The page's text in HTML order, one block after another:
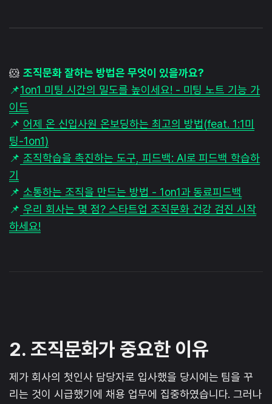
🐹 조직문화 잘하는 방법은 무엇이 있을까요?
📌1on1 미팅 시간의 밀도를 높이세요! - 미팅 노트 기능 가
이드
📌 어제 온 신입사원 온보딩하는 최고의 방법(feat. 1:1미
팅-1on1)
📌 조직학습을 촉진하는 도구, 피드백: AI로 피드백 학습하
기
📌 소통하는 조직을 만드는 방법 - 1on1과 동료피드백
📌 우리 회사는 몇 점? 스타트업 조직문화 건강 검진 시작
하세요!
2. 조직문화가 중요한 이유
제가 회사의 첫인사 담당자로 입사했을 당시에는 팀을 꾸
리는 것이 시급했기에 채용 업무에 집중하였습니다. 그러나